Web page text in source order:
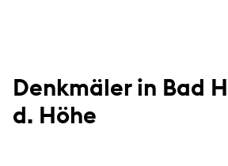
Denkmäler in Bad
d. Höhe